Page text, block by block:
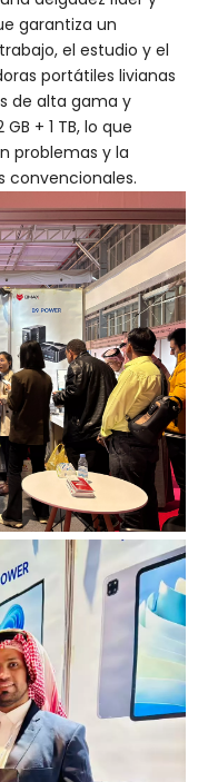
garantiza un
el estudio y el
portátiles livianas
de alta gama y
+ 1 TB, lo que
problemas y la
convencionales.